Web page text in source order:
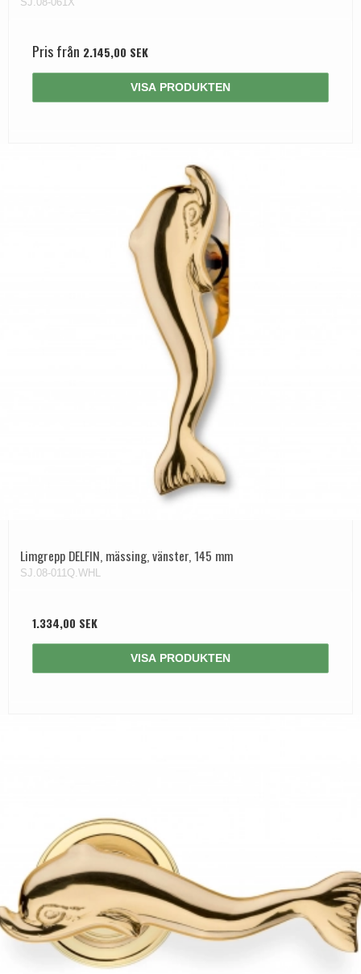
Pris från 2.145,00 SEK
VISA PRODUKTEN
Limgrepp DELFIN, mässing, vänster, 145 mm
SJ.08-011Q.WHL
1.334,00 SEK
VISA PRODUKTEN